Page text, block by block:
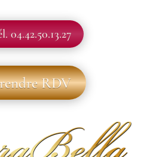
04.42.50.13.27
RDV